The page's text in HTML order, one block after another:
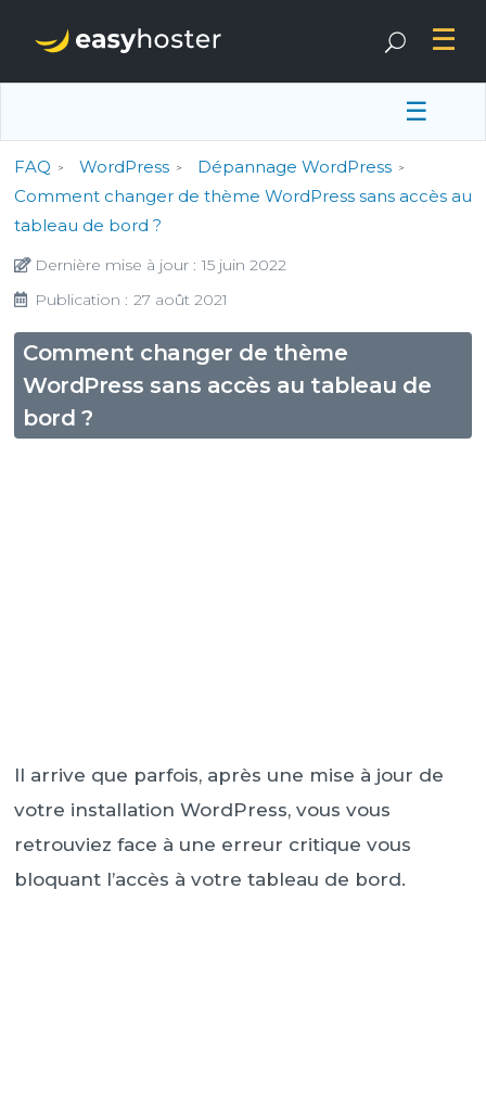
☰
FAQ WordPress
Dépannage WordPress
Comment changer de thème WordPress sans accès au
tableau de bord ?
Dernière mise à jour : 15 juin 2022
Publication : 27 août 2021
Comment changer de thème
WordPress sans accès au tableau de
bord ?
Il arrive que parfois, après une mise à jour de
votre installation WordPress, vous vous
retrouviez face à une erreur critique vous
bloquant l’accès à votre tableau de bord.